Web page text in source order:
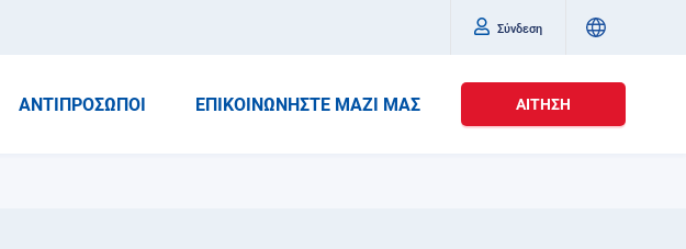
Σύνδεση
ΑΝΤΙΠΡΌΣΩΠΟΙ ΕΠΙΚΟΙΝΩΝΉΣΤΕ ΜΑΖΊ ΜΑΣ ΑΊΤΗΣΗ